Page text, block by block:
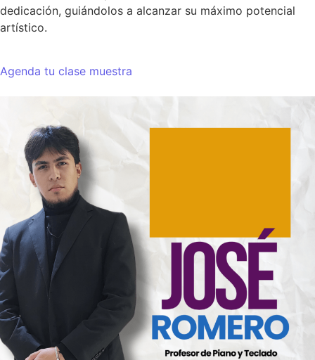
dedicación, guiándolos a alcanzar su máximo potencial
artístico.
Agenda tu clase muestra